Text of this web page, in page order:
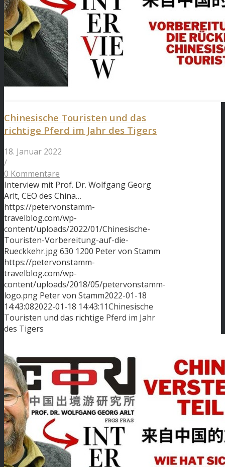
Chinesische Touristen und das
richtige Pferd im Jahr des Tigers
18. Januar 2022
/
0 Kommentare
Interview mit Prof. Dr. Wolfgang Georg
Arlt, CEO des China…
https://petervonstamm-
travelblog.com/wp-
content/uploads/2022/01/Chinesische-
Touristen-Vorbereitung-auf-die-
Rueckkehr.jpg630 1200 Peter von Stamm
https://petervonstamm-
travelblog.com/wp-
content/uploads/2018/05/petervonstamm-
logo.png Peter von Stamm2022-01-18
14:43:082022-01-18 14:43:11Chinesische
Touristen und das richtige Pferd im Jahr
des Tigers